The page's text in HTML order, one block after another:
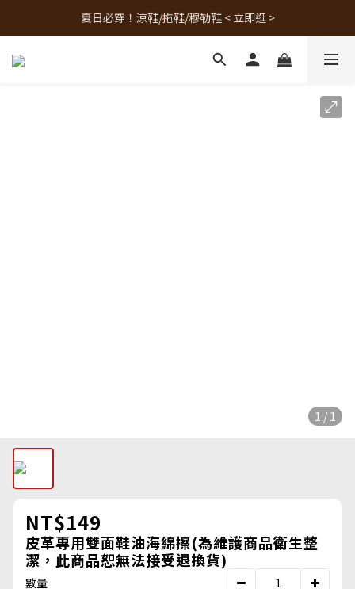
人氣熱銷款！最新補貨 < 立即逛 >
夏日必穿！涼鞋/拖鞋/穆勒鞋 < 立即逛 >
人氣熱銷款！最新補貨 < 立即逛 >
1 / 1
NT$149
皮革專用雙面鞋油海綿擦(為維護商品衛生整
潔，此商品恕無法接受退換貨)
數量